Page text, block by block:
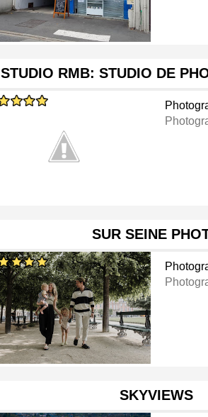
STUDIO RMB: STUDIO DE
SUR SEINE
SKYVIEWS